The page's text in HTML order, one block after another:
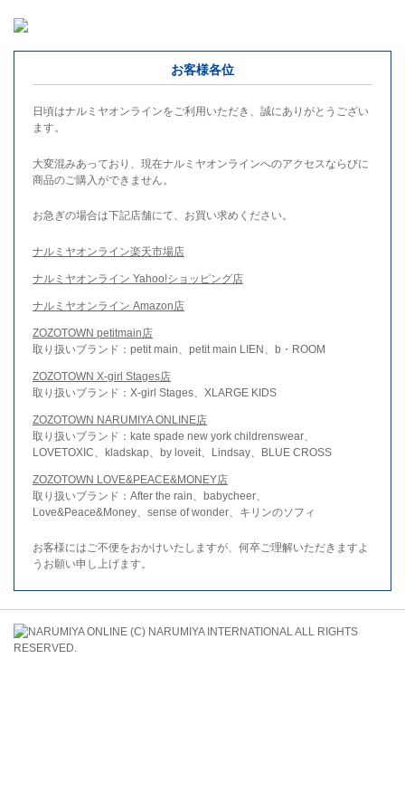
お客様各位
日頃はナルミヤオンラインをご利用いただき、誠にありがとうござい
ます。
大変混みあっており、現在ナルミヤオンラインへのアクセスならびに
商品のご購入ができません。
お急ぎの場合は下記店舗にて、お買い求めください。
ナルミヤオンライン楽天市場店
ナルミヤオンライン Yahoo!ショッピング店
ナルミヤオンライン Amazon店
ZOZOTOWN petitmain店
取り扱いブランド：petit main、petit main LIEN、b・ROOM
ZOZOTOWN X-girl Stages店
取り扱いブランド：X-girl Stages、XLARGE KIDS
ZOZOTOWN NARUMIYA ONLINE店
取り扱いブランド：kate spade new york childrenswear、
LOVETOXIC、kladskap、by loveit、Lindsay、BLUE CROSS
ZOZOTOWN LOVE&PEACE&MONEY店
取り扱いブランド：After the rain、babycheer、
Love&Peace&Money、sense of wonder、キリンのソフィ
お客様にはご不便をおかけいたしますが、何卒ご理解いただきますよ
うお願い申し上げます。